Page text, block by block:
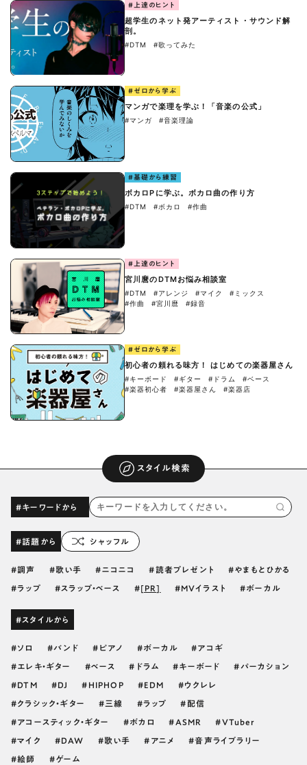
#上達のヒント
超学生のネット発アーティスト・サウンド解
剖。
#DTM #歌ってみた
#ゼロから学ぶ
マンガで楽理を学ぶ！「音楽の公式」
#マンガ #音楽理論
#基礎から練習
ボカロPに学ぶ。ボカロ曲の作り方
#DTM #ボカロ #作曲
#上達のヒント
宮川麿のDTMお悩み相談室
#DTM #アレンジ #マイク
#ミックス
#作曲
#宮川麿 #録音
#ゼロから学ぶ
初心者の頼れる味方！ はじめての楽器屋さん
#キーボード #ギター #ドラム
#ベース
#楽器初心者
#楽器屋さん #楽器店
スタイル検索
#キーワードから
#話題から シャッフル
調声 歌い手 ニコニコ 読者プレゼント やまもとひかる
ラップ スラップ・ベース [PR] MVイラスト ボーカル
#スタイルから
ソロ バンド ピアノ ボーカル アコギ
エレキ・ギター ベース ドラム キーボード パーカション
DTM DJ HIPHOP EDM ウクレレ
クラシック・ギター 三線 ラップ 配信
アコースティック・ギター ボカロ ASMR VTuber
マイク DAW 歌い手 アニメ 音声ライブラリー
絵師 ゲーム